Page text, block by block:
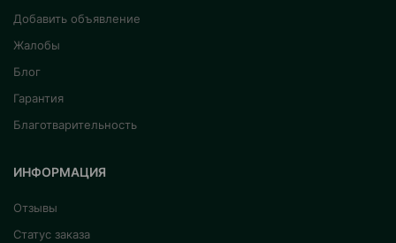
Добавить объявление
Жалобы
Блог
Гарантия
Благотварительность
ИНФОРМАЦИЯ
Отзывы
Статус заказа